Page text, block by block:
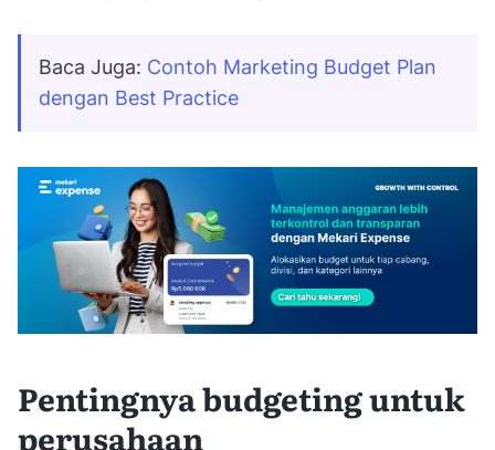
Baca Juga: Contoh Marketing Budget Plan
dengan Best Practice
Pentingnya budgeting untuk
perusahaan